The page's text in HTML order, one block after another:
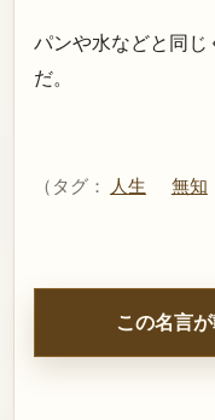
パンや水などと同
だ。
（タグ： 人生 無知
この名言